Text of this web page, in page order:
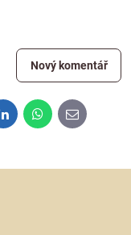
Nový komentář
LinkedInWhatsApp
E-
mail